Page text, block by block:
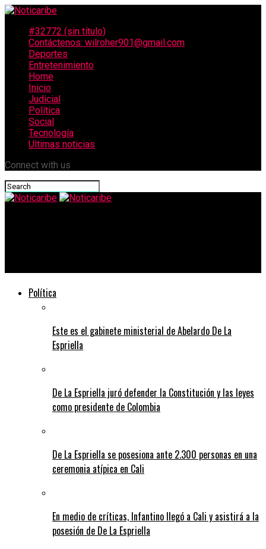
#32772 (sin título)
Contáctenos: wilroher901@gmail.com
Deportes
Entretenimiento
Home
Inicio
Judicial
Política
Social
Tecnología
Ultimas noticias
Connect with us
Política
Este es el gabinete ministerial de Abelardo De La
Espriella
De La Espriella juró defender la Constitución y las leyes
como presidente de Colombia
De La Espriella se posesiona ante 2.300 personas en una
ceremonia atípica en Cali
En medio de críticas, Infantino llegó a Cali y asistirá a la
posesión de De La Espriella